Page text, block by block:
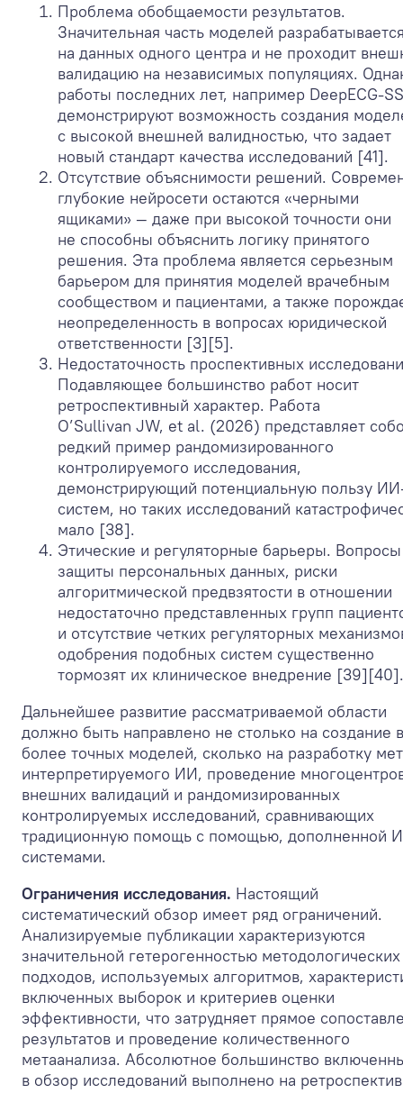
Проблема обобщаемости результатов.
Значительная часть моделей
на данных одного центра и не проходит
валидацию на независимых популяциях.
работы последних лет, например DeepECG-
демонстрируют возможность создания
с высокой внешней валидностью, что задает
новый стандарт качества исследований [41].
Отсутствие объяснимости решений.
глубокие нейросети остаются «черными
ящиками» — даже при высокой точности они
не способны объяснить логику принятого
решения. Эта проблема является серьезным
барьером для принятия моделей врачебным
сообществом и пациентами, а также
неопределенность в вопросах юридической
ответственности [3][5].
Недостаточность проспективных
Подавляющее большинство работ носит
ретроспективный характер. Работа
O’Sullivan JW, et al. (2026) представляет
редкий пример рандомизированного
контролируемого исследования,
демонстрирующий потенциальную пользу
систем, но таких исследований
мало [38].
Этические и регуляторные барьеры. Вопросы
защиты персональных данных, риски
алгоритмической предвзятости в отношении
недостаточно представленных групп
и отсутствие четких регуляторных
одобрения подобных систем существенно
тормозят их клиническое внедрение [39][40].
Дальнейшее развитие рассматриваемой области
должно быть направлено не столько на создание
более точных моделей, сколько на разработку
интерпретируемого ИИ, проведение
внешних валидаций и рандомизированных
контролируемых исследований, сравнивающих
традиционную помощь с помощью, дополненной
системами.
Ограничения исследования. Настоящий
систематический обзор имеет ряд ограничений.
Анализируемые публикации характеризуются
значительной гетерогенностью методологических
подходов, используемых алгоритмов,
включенных выборок и критериев оценки
эффективности, что затрудняет прямое
результатов и проведение количественного
метаанализа. Абсолютное большинство
в обзор исследований выполнено на